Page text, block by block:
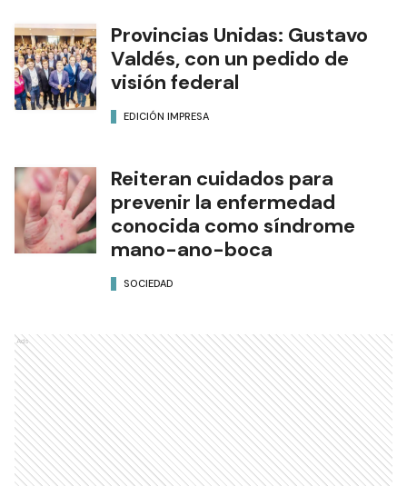
Provincias Unidas: Gustavo
Valdés, con un pedido de
visión federal
EDICIÓN IMPRESA
Reiteran cuidados para
prevenir la enfermedad
conocida como síndrome
mano-ano-boca
SOCIEDAD
Ads